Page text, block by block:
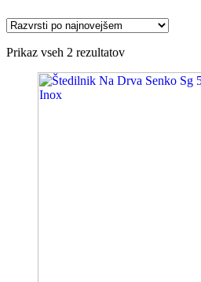
Prikaz vseh 2 rezultatovRazvrščeno
datumu